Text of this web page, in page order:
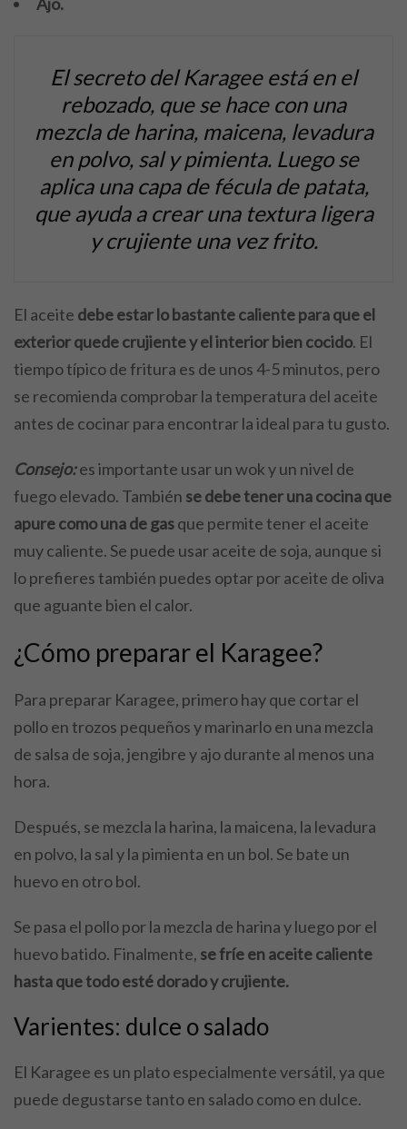
El secreto del Karagee está en el
rebozado, que se hace con una
mezcla de harina, maicena, levadura
en polvo, sal y pimienta. Luego se
aplica una capa de fécula de patata,
que ayuda a crear una textura ligera
y crujiente una vez frito.
El aceite debe estar lo bastante caliente para que el
exterior quede crujiente y el interior bien cocido. El
tiempo típico de fritura es de unos 4-5 minutos, pero
se recomienda comprobar la temperatura del aceite
antes de cocinar para encontrar la ideal para tu gusto.
Consejo:es importante usar un wok y un nivel de
fuego elevado. También se debe tener una cocina que
apure como una de gasque permite tener el aceite
muy caliente. Se puede usar aceite de soja, aunque si
lo prefieres también puedes optar por aceite de oliva
que aguante bien el calor.
¿Cómo preparar el Karagee?
Para preparar Karagee, primero hay que cortar el
pollo en trozos pequeños y marinarlo en una mezcla
de salsa de soja, jengibre y ajo durante al menos una
hora.
Después, se mezcla la harina, la maicena, la levadura
en polvo, la sal y la pimienta en un bol. Se bate un
huevo en otro bol.
Se pasa el pollo por la mezcla de harina y luego por el
huevo batido. Finalmente, se fríe en aceite caliente
hasta que todo esté dorado y crujiente.
Varientes: dulce o salado
El Karagee es un plato especialmente versátil, ya que
puede degustarse tanto en salado como en dulce.